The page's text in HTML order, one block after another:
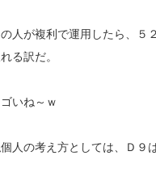
人が複利で運用したら、５
る訳だ。
いね～ｗ
人の考え方としては、Ｄ９